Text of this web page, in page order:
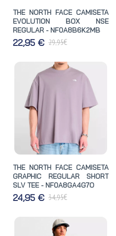
THE NORTH FACE CAMISETA
EVOLUTION BOX NSE
REGULAR - NF0A8B6K2MB
22,95 € 29,95€
THE NORTH FACE CAMISETA
GRAPHIC REGULAR SHORT
SLV TEE - NF0A8GA4G7O
24,95 € 34,95€